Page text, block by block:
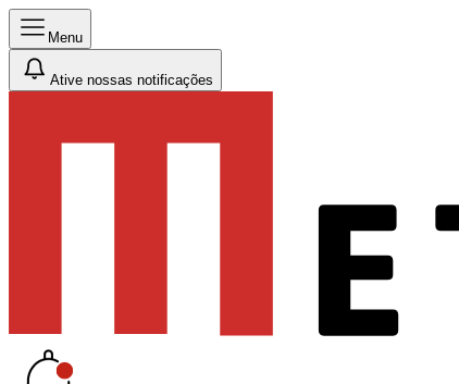
Menu
Ative nossas notificações